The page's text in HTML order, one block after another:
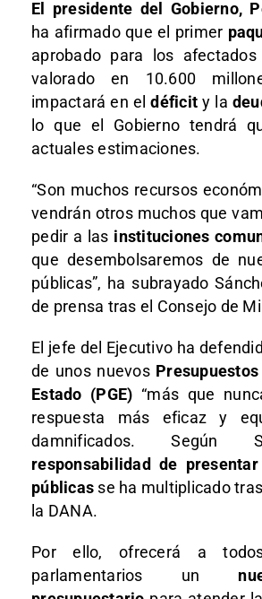
El presidente del Gobierno,
ha afirmado que el primer
aprobado para los
valorado en 10.600
impactará en eldéficit y la
lo que el Gobierno tendrá
actuales estimaciones.
“Son muchos recursos
vendrán otros muchos que
pedir a las instituciones
que desembolsaremos de
públicas”, ha subrayado
de prensa tras el Consejo de
El jefe del Ejecutivo ha
de unos nuevos
Estado (PGE) “más que
respuesta más eficaz y
damnificados. Según
responsabilidad de
públicas se ha multiplicado
la DANA.
Por ello, ofrecerá a
parlamentarios un